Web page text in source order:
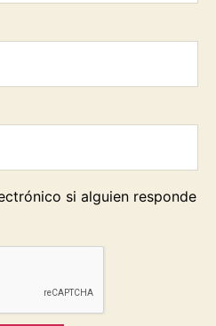
si alguien responde